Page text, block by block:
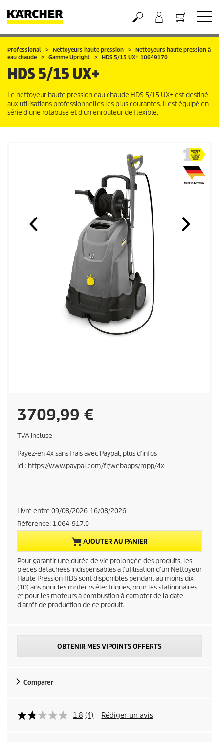
Panier
Professional Nettoyeurs haute pression
Nettoyeurs haute pression à
eau chaude
Gamme Upright HDS 5/15 UX+ 10649170
HDS 5/15 UX+
Le nettoyeur haute pression eau chaude HDS 5/15 UX+ est destiné
aux utilisations professionnelles les plus courantes. Il est équipé en
série d'une rotabuse et d'un enrouleur de flexible.
C
u
r
r
n
t
p
r
o
t
r
3709,99 €
TVA incluse
Payez-en 4x sans frais avec Paypal, plus d’infos
ici : https://www.paypal.com/fr/webapps/mpp/4x
Livré entre 09/08/2026-16/08/2026
Référence: 1.064-917.0
AJOUTER AU PANIER
Pour garantir une durée de vie prolongée des produits, les
pièces détachées indispensables à l’utilisation d’un Nettoyeur
Haute Pression HDS sont disponibles pendant au moins dix
(10) ans pour les moteurs électriques, pour les stationnaires
et pour les moteurs à combustion à compter de la date
d'arrêt de production de ce produit.
OBTENIR MES VIPOINTS OFFERTS
Comparer
1.8 (4) Rédiger un avis